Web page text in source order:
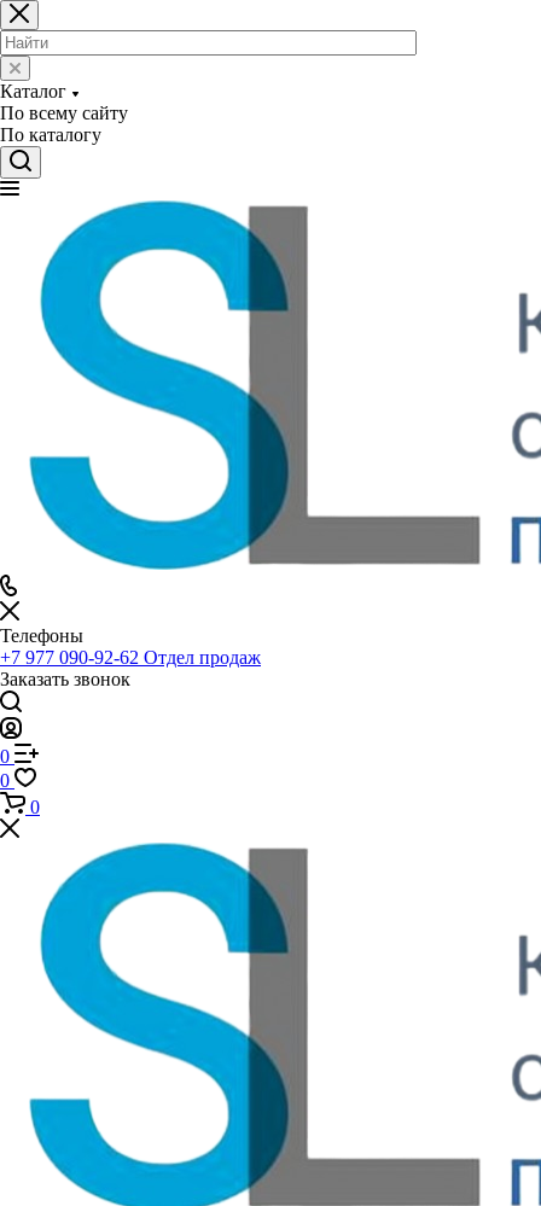
Каталог
По всему сайту
По каталогу
Телефоны
+7 977 090-92-62 Отдел продаж
Заказать звонок
0
0
0